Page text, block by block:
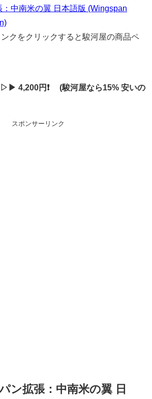
中南米の翼 日本語版 (Wingspan
クをクリックすると駿河屋の商品ペ
4,200円❗ (駿河屋なら15% 安いの
スポンサーリンク
ン拡張：中南米の翼 日